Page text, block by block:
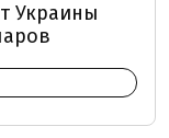
Украины